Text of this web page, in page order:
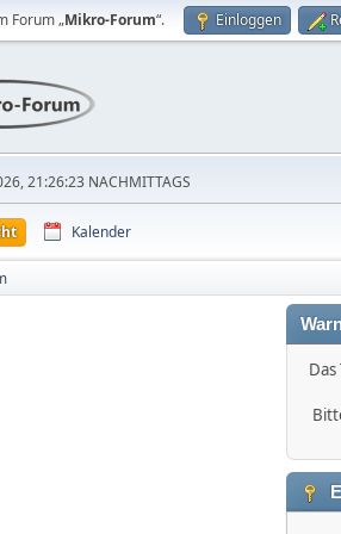
Forum „Mikro-Forum“. Einloggen
21:26:23 NACHMITTAGS
Kalender